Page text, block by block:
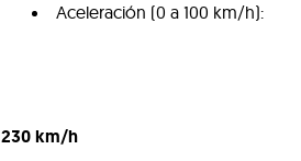
Aceleración (0 a 100 km/h):
230 km/h